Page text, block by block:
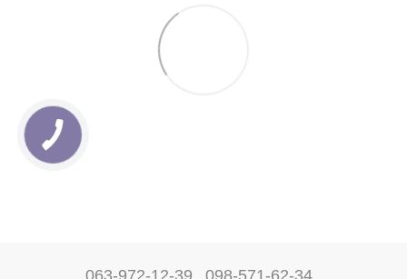
063-972-12-39 098-571-62-34